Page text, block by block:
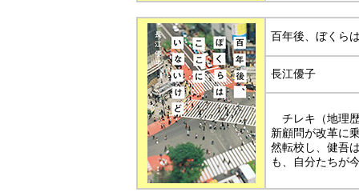
百年後、ぼくら
長江優子
チレキ（地理
新顧問が改革に
然転校し、健吾
も、自分たちが